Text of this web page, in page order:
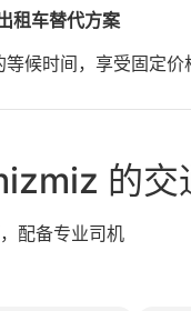
租车替代方案
候时间，享受固定
的交
配备专业司机